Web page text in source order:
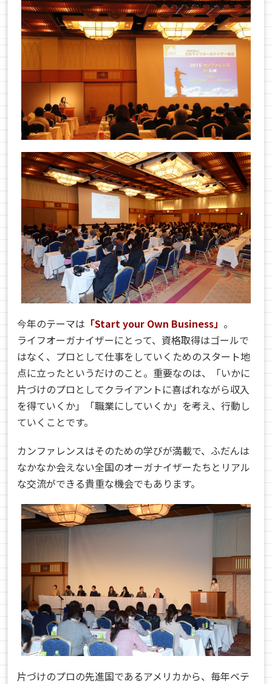
今年のテーマは 「Start your Own Business」 。
ライフオーガナイザーにとって、資格取得はゴールで
はなく、プロとして仕事をしていくためのスタート地
点に立ったというだけのこと。重要なのは、「いかに
片づけのプロとしてクライアントに喜ばれながら収入
を得ていくか」「職業にしていくか」を考え、行動し
ていくことです。
カンファレンスはそのための学びが満載で、ふだんは
なかなか会えない全国のオーガナイザーたちとリアル
な交流ができる貴重な機会でもあります。
片づけのプロの先進国であるアメリカから、毎年ベテ